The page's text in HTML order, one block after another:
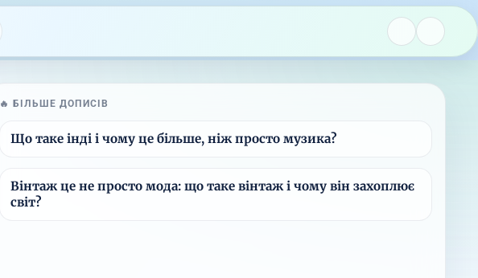
🔥 БІЛЬШЕ ДОПИСІВ
Що таке інді і чому це більше, ніж просто музика?
Вінтаж це не просто мода: що таке вінтаж і чому він захоплює
світ?